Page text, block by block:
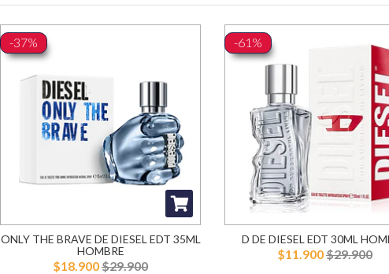
-37%
ONLY THE BRAVE DE DIESEL EDT 35ML
HOMBRE
$18.900$29.900
-61%
D DE DIESEL EDT 30ML
$11.900$29.900